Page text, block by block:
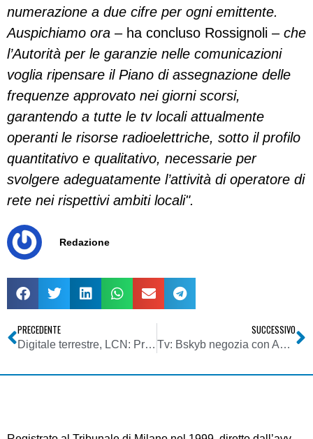
numerazione a due cifre per ogni emittente.
Auspichiamo ora – ha concluso Rossignoli – che
l’Autorità per le garanzie nelle comunicazioni
voglia ripensare il Piano di assegnazione delle
frequenze approvato nei giorni scorsi,
garantendo a tutte le tv locali attualmente
operanti le risorse radioelettriche, sotto il profilo
quantitativo e qualitativo, necessarie per
svolgere adeguatamente l’attività di operatore di
rete nei rispettivi ambiti locali".
Redazione
PRECEDENTE
Digitale terrestre, LCN: Presidente Consiglio Sardegna, grande mobilitazione contro decisione Agcom
SUCCESSIVO
Tv: Bskyb negozia con Abu Dhabi per lancio Skynews araba